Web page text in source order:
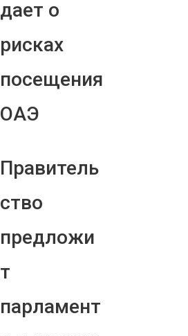
дает о
рисках
посещения
ОАЭ
Правитель
ство
предложи
т
парламент